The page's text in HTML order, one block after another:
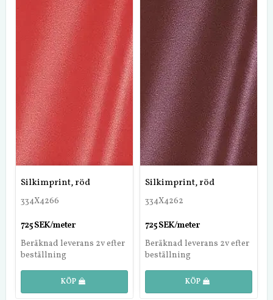
Silkimprint, röd
334X4266
725 SEK/meter
Beräknad leverans 2v efter
beställning
KÖP
Silkimprint, röd
334X4262
725 SEK/meter
Beräknad leverans 2v efter
beställning
KÖP